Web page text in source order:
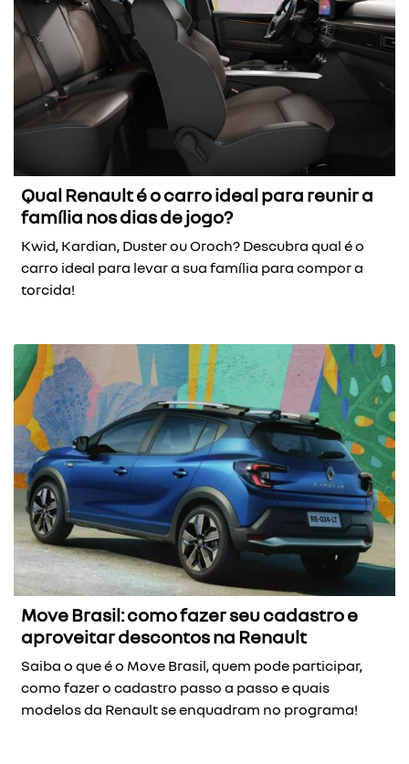
Qual Renault é o carro ideal para reunir a
família nos dias de jogo?
Kwid, Kardian, Duster ou Oroch? Descubra qual é o
carro ideal para levar a sua família para compor a
torcida!
Move Brasil: como fazer seu cadastro e
aproveitar descontos na Renault
Saiba o que é o Move Brasil, quem pode participar,
como fazer o cadastro passo a passo e quais
modelos da Renault se enquadram no programa!